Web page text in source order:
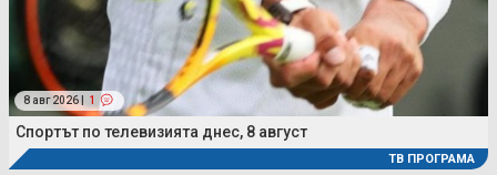
8 авг 2026 | 1
Спортът по телевизията днес, 8 август
ТВ ПРОГРАМА